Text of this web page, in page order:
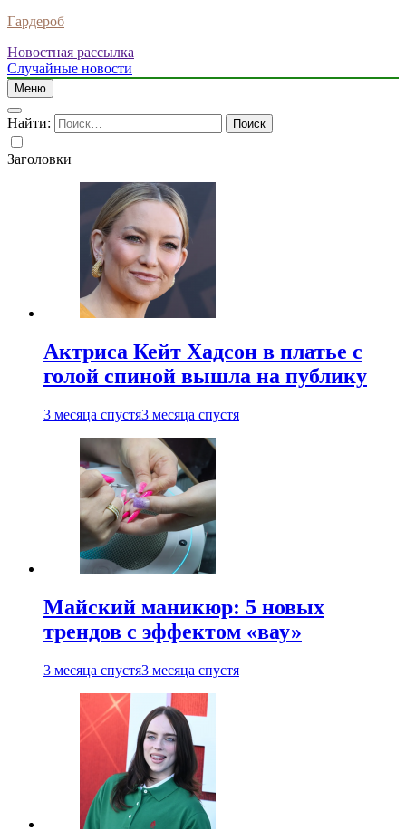
Гардероб
Новостная рассылка
Случайные новости
Меню
Найти:
Заголовки
Актриса Кейт Хадсон в платье с
голой спиной вышла на публику
3 месяца спустя3 месяца спустя
Майский маникюр: 5 новых
трендов с эффектом «вау»
3 месяца спустя3 месяца спустя